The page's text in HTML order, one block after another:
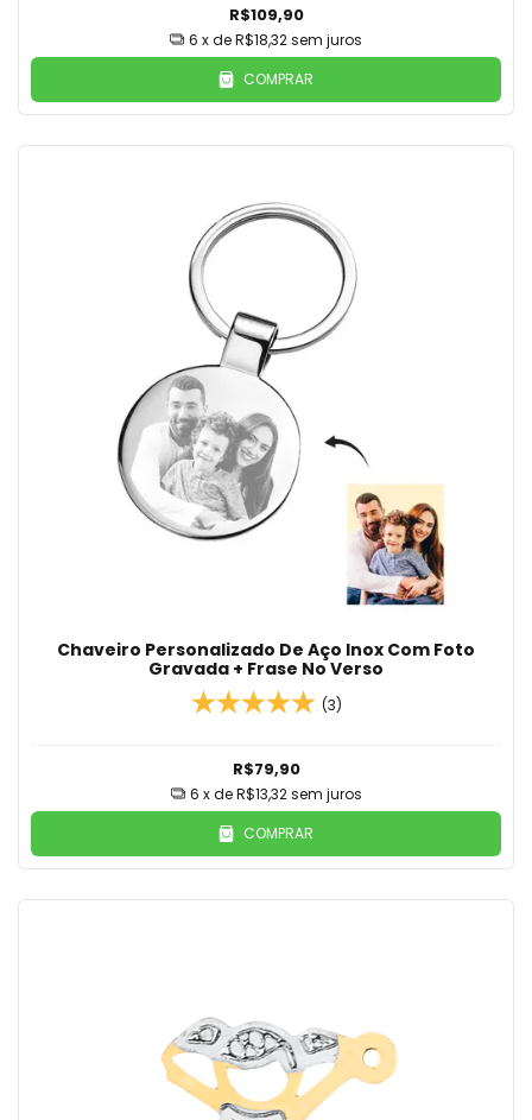
R$109,90
6 x deR$18,32sem juros
COMPRAR
Chaveiro Personalizado De Aço Inox Com Foto
Gravada + Frase No Verso
(3)
R$79,90
6 x deR$13,32 sem juros
COMPRAR